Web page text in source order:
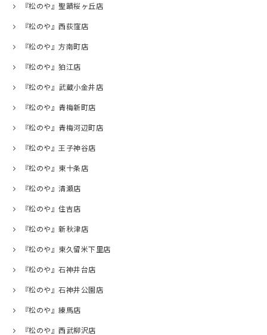
『松のや』聖蹟桜ヶ丘店
『松のや』西荻窪店
『松のや』方南町店
『松のや』狛江店
『松のや』武蔵小金井店
『松のや』青梅新町店
『松のや』青梅河辺町店
『松のや』王子神谷店
『松のや』東十条店
『松のや』清瀬店
『松のや』住吉店
『松のや』新秋津店
『松のや』東久留米下里店
『松のや』石神井台店
『松のや』石神井公園店
『松のや』練馬店
『松のや』西武柳沢店